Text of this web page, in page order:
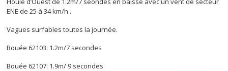
ENE de 25 à 34 km/h .
Vagues surfables toutes la journée.
Bouée 62103: 1.2m/7 secondes
Bouée 62107: 1.9m/ 9 secondes